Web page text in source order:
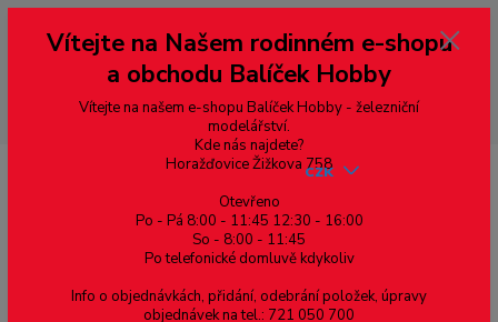
--- pro zákazníky ze Slovenska a jiných zemí, pokud chcete platit v eurech
přepněte si e-shop na euro 💶 pro přepočet měny - pravý horní roh ---
dobírky – pokud si z nějakého důvodu zásilku nevyzvednete, bude po
domluvě zaslána znovu s opětovnou platbou za poštovné, v opačném
případě bude zrušena a účet přidán na blacklist a rušeny následující
objednávky.
CZK
Vítejte na Našem rodinném e-shopu
a obchodu Balíček Hobby
Vítejte na našem e-shopu Balíček Hobby - železniční
modelářství.
Kde nás najdete?
Horažďovice Žižkova 758
Otevřeno
Po - Pá 8:00 - 11:45 12:30 - 16:00
So - 8:00 - 11:45
Po telefonické domluvě kdykoliv
Info o objednávkách, přidání, odebrání položek, úpravy
objednávek na tel.: 721 050 700